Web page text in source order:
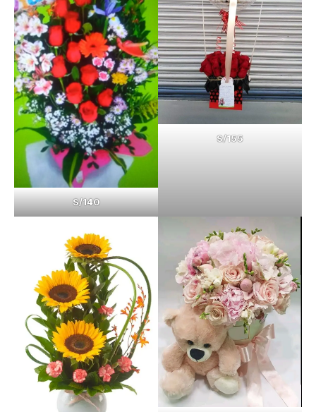
S/140
S/155